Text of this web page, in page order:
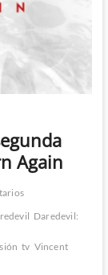
Again
Daredevil:
tv Vincent